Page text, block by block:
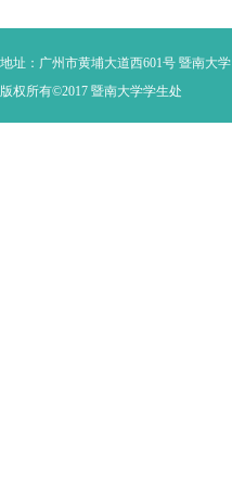
地址：广州市黄埔大道西601号 暨南大学
版权所有©2017 暨南大学学生处